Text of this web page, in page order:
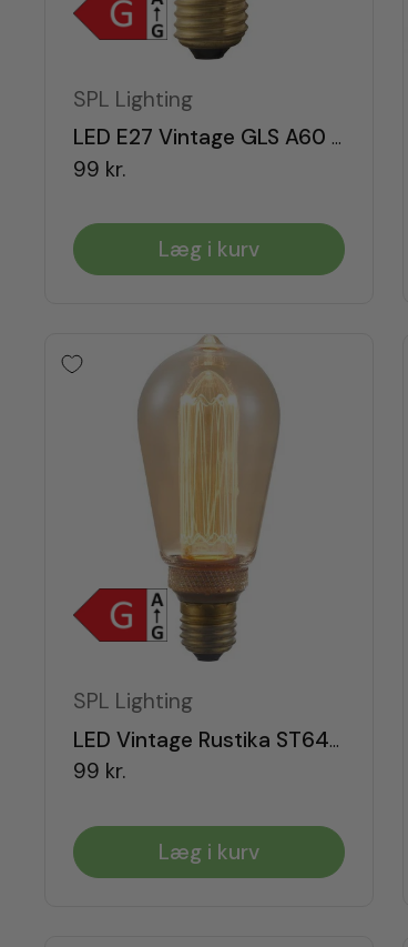
SPL Lighting
LED E27 Vintage GLS A60 65lm Dæmpbar
99 kr.
Læg i kurv
SPL Lighting
LED Vintage Rustika ST64 120lm Dæmpbar E27
99 kr.
Læg i kurv